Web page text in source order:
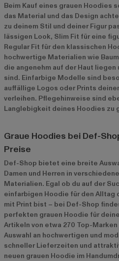
Beim Kauf eines grauen Hoodies
das Material und das Design
zu deinem Stil und deiner Figur
lässigen Look, Slim Fit für eine
Regular Fit für den klassischen
hochwertige Materialien wie
die angenehm auf der Haut
sind. Einfarbige Modelle sind
auffällige Logos oder Prints
verleihen. Pflegehinweise sind
Langlebigkeit deines Hoodies zu
Graue Hoodies bei Def-
Preise
Def-Shop bietet eine breite
Damen und Herren in
Materialien. Egal ob du auf der
einfarbigen Hoodie für den Alltag
mit Print bist – bei Def-Shop
perfekten grauen Hoodie für
Artikeln von etwa 270 Top-
Auswahl an hochwertigen und
schneller Lieferzeiten und
neuen grauen Hoodie im